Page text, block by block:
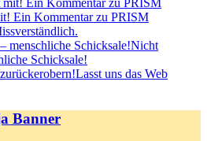
Ein Kommentar zu PRISM
Nicht
Schicksale!
Lasst uns das Web
Banner